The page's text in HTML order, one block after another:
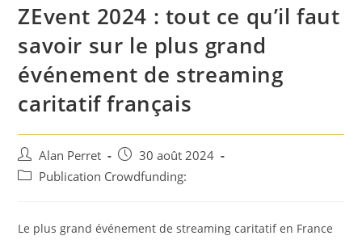
ZEvent 2024 : tout ce qu’il faut
savoir sur le plus grand
événement de streaming
caritatif français
Auteur/autrice
de
Alan Perret
Post
published:
30 août 2024
PostPublication Crowdfunding:
Le plus grand événement de streaming caritatif en France